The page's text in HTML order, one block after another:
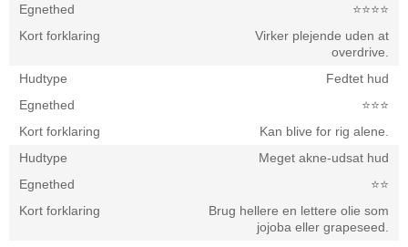
⭐️⭐️⭐️⭐️
Virker plejende uden at
overdrive.
Fedtet hud
⭐️⭐️⭐️
Kan blive for rig alene.
Meget akne-udsat hud
⭐️⭐️
Brug hellere en lettere olie som
jojoba eller grapeseed.